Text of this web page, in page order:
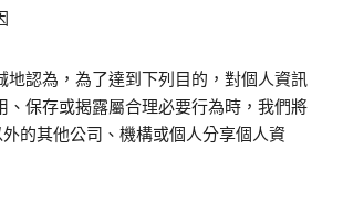
地認為，為了達到下列目的，對個人資訊
、保存或揭露屬合理必要行為時，我們將
的其他公司、機構或個人分享個人資